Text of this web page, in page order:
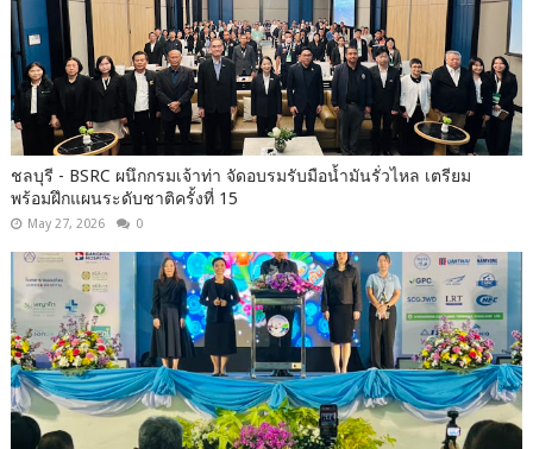
ชลบุรี - BSRC ผนึกกรมเจ้าท่า จัดอบรมรับมือน้ำมันรั่วไหล เตรียม
พร้อมฝึกแผนระดับชาติครั้งที่ 15
May 27, 2026 0